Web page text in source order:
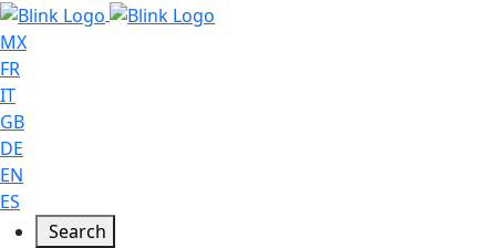
MX
FR
IT
GB
DE
EN
ES
Search